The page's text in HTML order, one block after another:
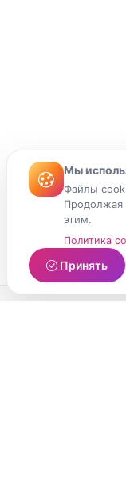
Мы
Файлы
Продолжая
этим.
Политика
Принять